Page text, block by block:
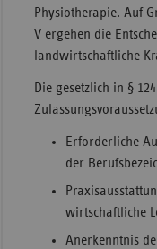
Physiotherapie. Auf
V ergehen die
landwirtschaftliche
Die gesetzlich in §
Erforderliche
der
wirtschaftliche
Anerkenntnis